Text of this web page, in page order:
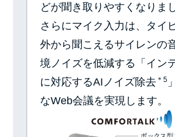
どが聞き取りやすくなりま
さらにマイク入力は、タイ
外から聞こえるサイレンの
境ノイズを低減する「イン
に対応するAIノイズ除去 ＊5
なWeb会議を実現します。